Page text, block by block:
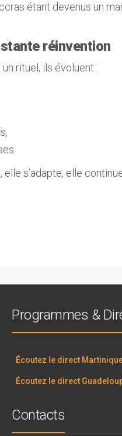
étant devenus un
réinvention
rituel, ils évoluent :
elle s’adapte, elle
Programmes &
Écoutez le direct
Écoutez le direct
Contacts